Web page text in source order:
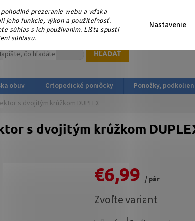
prezeranie webu a vďaka
jeho funkcie, výkon a použiteľnosť.
súhlas s ich používaním. Lišta spustí
súhlasu.
Nastavenie
nás podporujete platbou v HOTOVOSTI ! V sobotu
obuv.sk
HĽADAŤ
obuv Ortopedické pomôcky Ponožky,
s dvojitým krúžkom DUPLEX
s dvojitým krúžkom
€6,99
/ pár
cena:
Zvoľte variant